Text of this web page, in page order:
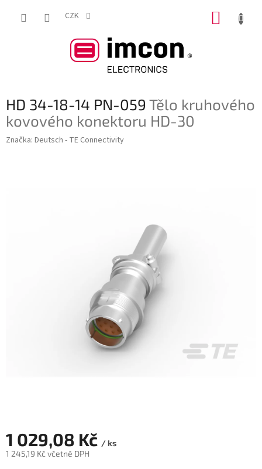
CZK
HD 34-18-14 PN-059 Tělo kruhového
kovového konektoru HD-30
Značka: Deutsch - TE Connectivity
1 029,08 Kč / ks
1 245,19 Kč včetně DPH